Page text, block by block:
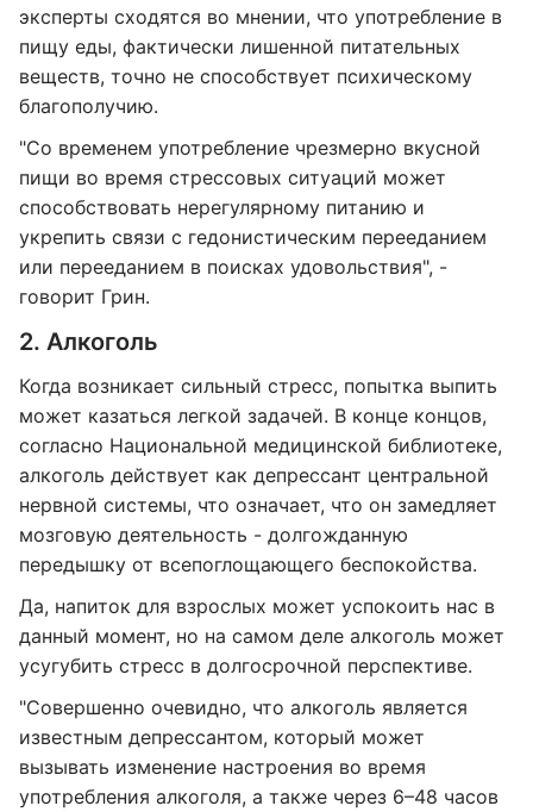
эксперты сходятся во мнении, что употребление в
пищу еды, фактически лишенной питательных
веществ, точно не способствует психическому
благополучию.
"Со временем употребление чрезмерно вкусной
пищи во время стрессовых ситуаций может
способствовать нерегулярному питанию и
укрепить связи с гедонистическим перееданием
или перееданием в поисках удовольствия", -
говорит Грин.
2. Алкоголь
Когда возникает сильный стресс, попытка выпить
может казаться легкой задачей. В конце концов,
согласно Национальной медицинской библиотеке,
алкоголь действует как депрессант центральной
нервной системы, что означает, что он замедляет
мозговую деятельность - долгожданную
передышку от всепоглощающего беспокойства.
Да, напиток для взрослых может успокоить нас в
данный момент, но на самом деле алкоголь может
усугубить стресс в долгосрочной перспективе.
"Совершенно очевидно, что алкоголь является
известным депрессантом, который может
вызывать изменение настроения во время
употребления алкоголя, а также через 6–48 часов